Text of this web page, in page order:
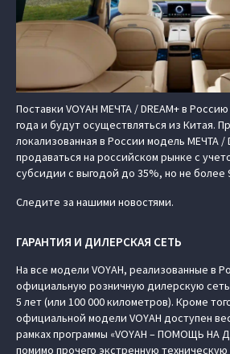
Поставки VOYAH МЕЧТА / DREAM+ в
года и будут осуществляться из Китая.
локализованная в России модель МЕЧТА /
продаваться на российском рынке с
субсидии с выгодой до 35%, но не более
Следите за нашими новостями.
ГАРАНТИЯ И ДИЛЕРСКАЯ СЕТЬ
На все модели VOYAH, реализованные в
официальную розничную дилерскую
5 лет (или 100 000 километров). Кроме
официальной модели VOYAH доступен
рамках программы «VOYAH – ПОМОЩЬ НА
помимо прочего экстренную